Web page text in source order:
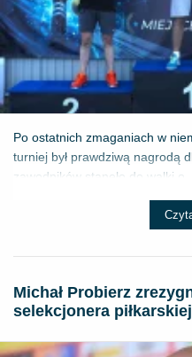
Po ostatnich zmaganiach w
turniej był prawdziwą nagrodą
zawodników stanęło do walki o ...
Michał Probierz
selekcjonera